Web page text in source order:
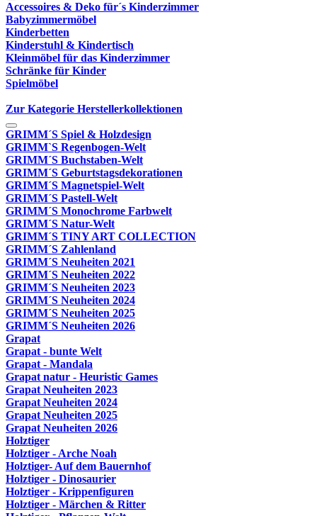
Accessoires & Deko für´s Kinderzimmer
Babyzimmermöbel
Kinderbetten
Kinderstuhl & Kindertisch
Kleinmöbel für das Kinderzimmer
Schränke für Kinder
Spielmöbel
Zur Kategorie Herstellerkollektionen
GRIMM´S Spiel & Holzdesign
GRIMM`S Regenbogen-Welt
GRIMM´S Buchstaben-Welt
GRIMM´S Geburtstagsdekorationen
GRIMM´S Magnetspiel-Welt
GRIMM´S Pastell-Welt
GRIMM´S Monochrome Farbwelt
GRIMM´S Natur-Welt
GRIMM´S TINY ART COLLECTION
GRIMM´S Zahlenland
GRIMM´S Neuheiten 2021
GRIMM´S Neuheiten 2022
GRIMM´S Neuheiten 2023
GRIMM´S Neuheiten 2024
GRIMM´S Neuheiten 2025
GRIMM´S Neuheiten 2026
Grapat
Grapat - bunte Welt
Grapat - Mandala
Grapat natur - Heuristic Games
Grapat Neuheiten 2023
Grapat Neuheiten 2024
Grapat Neuheiten 2025
Grapat Neuheiten 2026
Holztiger
Holztiger - Arche Noah
Holztiger- Auf dem Bauernhof
Holztiger - Dinosaurier
Holztiger - Krippenfiguren
Holztiger - Märchen & Ritter